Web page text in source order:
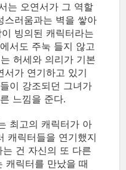
는 오연서가 그 역할
스러움과는 벽을 쌓아
빙의된 캐릭터라는
서도 주눅 들지 않고
허세와 의리가 기본
서가 연기하고 있기
이 강조되던 그녀가
느낌을 준다.
최고의 캐릭터가 아
캐릭터들을 연기했지
건 자신의 또 다른
캐릭터를 만났을 때